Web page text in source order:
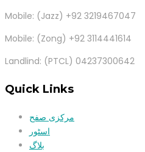
Mobile: (Jazz) +92 3219467047
Mobile: (Zong) +92 3114441614
Landlind: (PTCL) 04237300642
Quick Links
مرکزی صفح
اسٹور
بلاگ